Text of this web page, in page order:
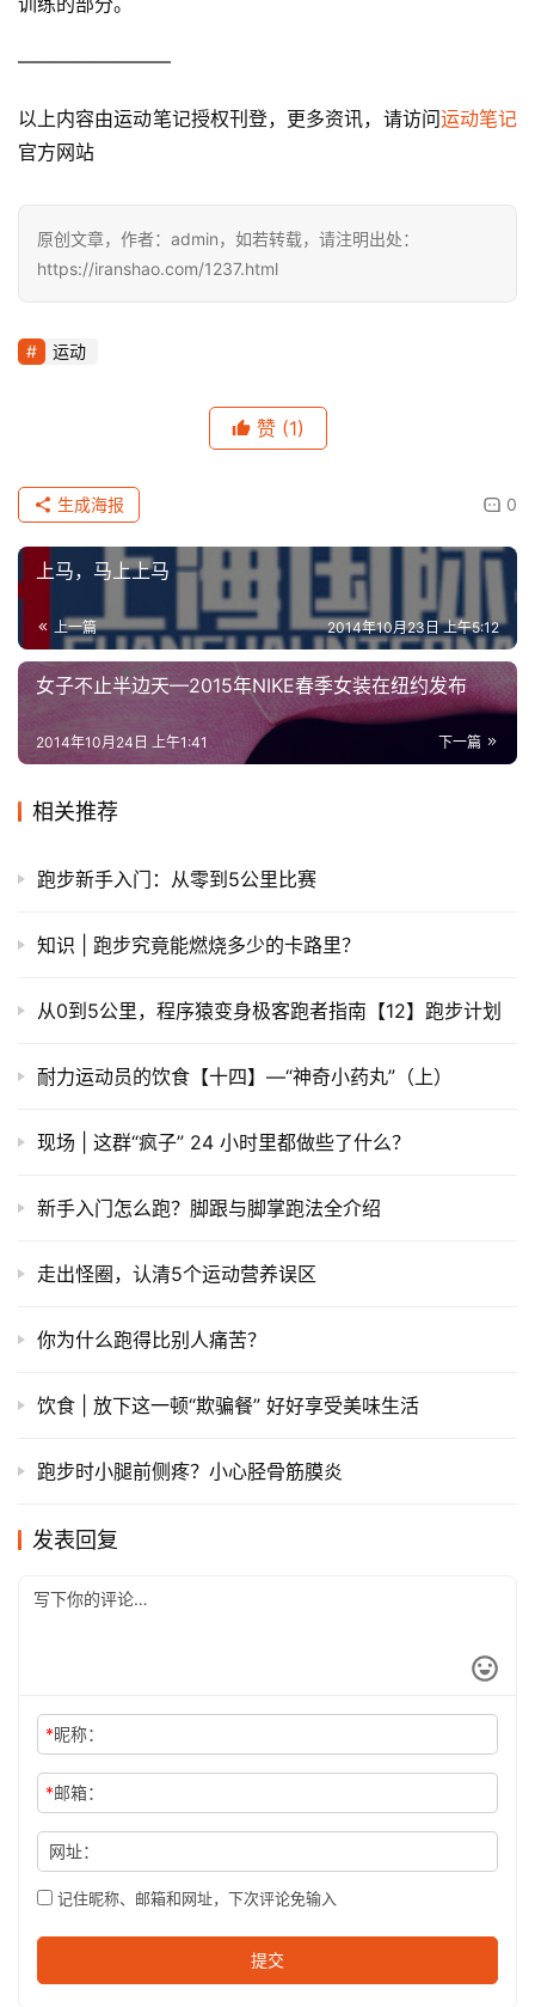
用
精
选
运
动
集
————————
以上内容由运动笔记授权刊登，更多资讯，请访问运动笔记
官方网站
原创文章，作者：admin，如若转载，请注明出处：
https://iranshao.com/1237.html
运动
赞 (1)
0
生成海报
上马，马上上马
上一篇 2014年10月23日 上午5:12
女子不止半边天—2015年NIKE春季女装在纽约发布
下一篇
2014年10月24日 上午1:41
相关推荐
跑步新手入门：从零到5公里比赛
知识 | ​跑步究竟能燃烧多少的卡路里？
从0到5公里，程序猿变身极客跑者指南【12】跑步计划
耐力运动员的饮食【十四】—“神奇小药丸”（上）
现场 | 这群“疯子” 24 小时里都做些了什么？
新手入门怎么跑？脚跟与脚掌跑法全介绍
走出怪圈，认清5个运动营养误区
你为什么跑得比别人痛苦？
饮食 | 放下这一顿“欺骗餐” 好好享受美味生活
跑步时小腿前侧疼？小心胫骨筋膜炎
发表回复
*昵称：
*邮箱：
网址：
记住昵称、邮箱和网址，下次评论免输入
提交